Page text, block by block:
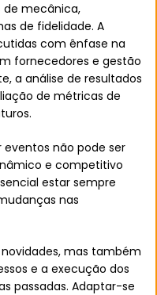
de mecânica,
de fidelidade. A
com ênfase na
fornecedores e gestão
a análise de resultados
de métricas de
não pode ser
e competitivo
estar sempre
nas
mas também
e a execução dos
passadas. Adaptar-se